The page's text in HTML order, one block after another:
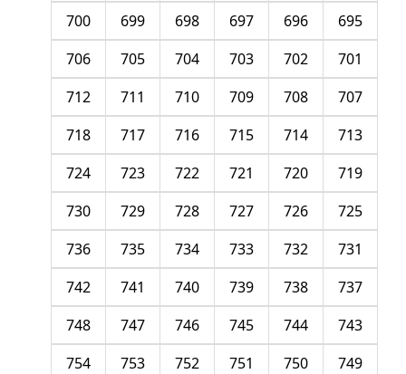
695
696
697
698
699
700
701
702
703
704
705
706
707
708
709
710
711
712
713
714
715
716
717
718
719
720
721
722
723
724
725
726
727
728
729
730
731
732
733
734
735
736
737
738
739
740
741
742
743
744
745
746
747
748
749
750
751
752
753
754